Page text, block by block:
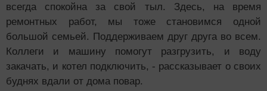
всегда спокойна за свой тыл. Здесь, на время
ремонтных работ, мы тоже становимся одной
большой семьей. Поддерживаем друг друга во всем.
Коллеги и машину помогут разгрузить, и воду
закачать, и котел подключить, - рассказывает о своих
буднях вдали от дома повар.